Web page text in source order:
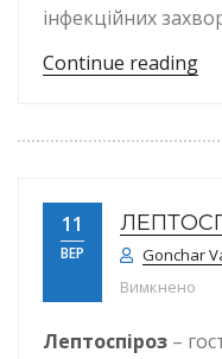
інфекційних
Continue reading
11
ВЕР Gonchar
Вимкнено
Лептоспіроз –